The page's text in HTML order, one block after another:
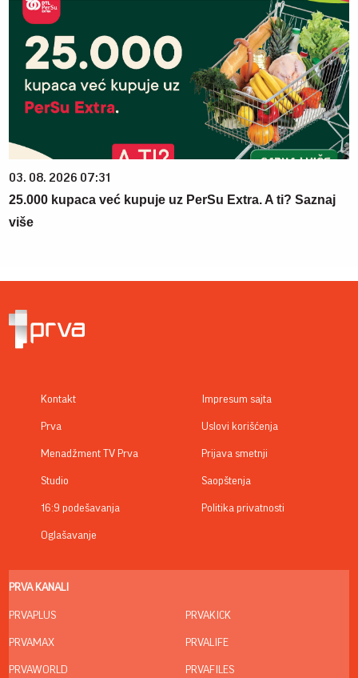
03. 08. 2026 07:31
25.000 kupaca već kupuje uz PerSu Extra. A ti? Saznaj
više
Kontakt
Prva
Menadžment TV Prva
Studio
16:9 podešavanja
Oglašavanje
Impresum sajta
Uslovi korišćenja
Prijava smetnji
Saopštenja
Politika privatnosti
PRVA KANALI
PRVAPLUS
PRVAMAX
PRVAWORLD
PRVAKICK
PRVALIFE
PRVAFILES